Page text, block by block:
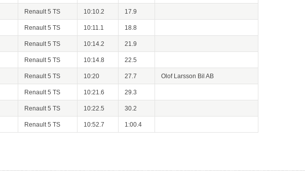
Renault 5 TS 10:10.2 17.9
Renault 5 TS 10:11.1 18.8
Renault 5 TS 10:14.2 21.9
Renault 5 TS 10:14.8 22.5
Renault 5 TS 10:20 27.7 Olof Larsson Bil AB
Renault 5 TS 10:21.6 29.3
Renault 5 TS 10:22.5 30.2
Renault 5 TS 10:52.7 1:00.4